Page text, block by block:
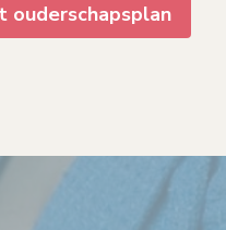
ouderschapsplan